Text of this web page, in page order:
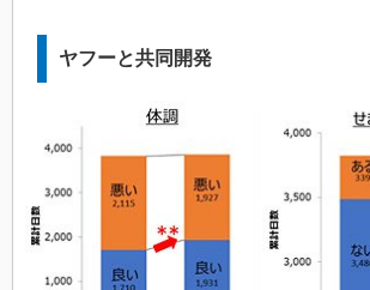
ヤフーと共同開発